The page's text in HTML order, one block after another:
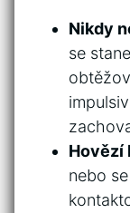
Nikdy
se
Hovězí
nebo